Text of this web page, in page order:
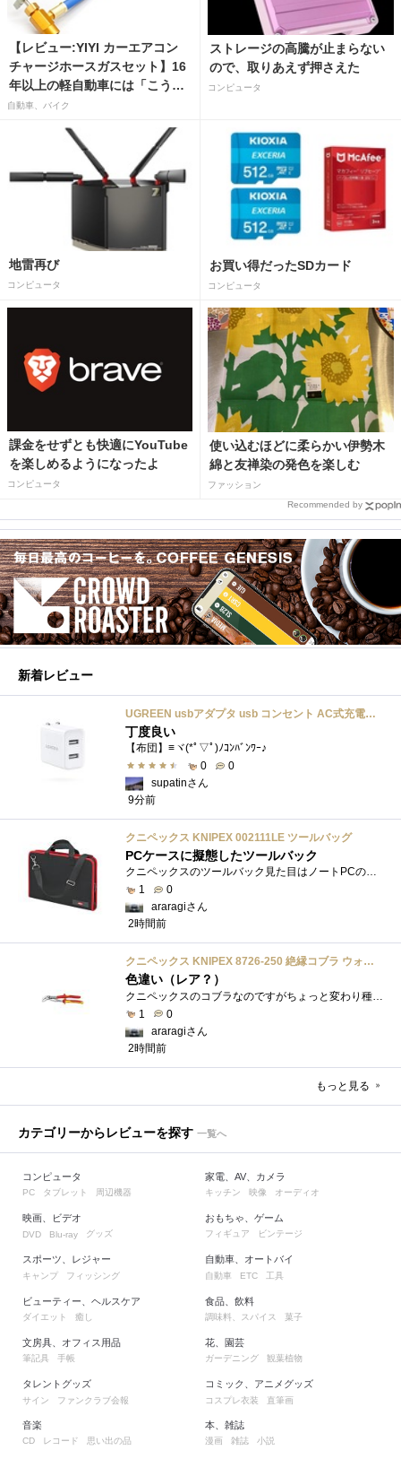
【レビュー:YIYI カーエアコン
チャージホースガスセット】16
年以上の軽自動車には「こうか
はばつぐんだ」が…
自動車、バイク
ストレージの高騰が止まらない
ので、取りあえず押さえた
コンピュータ
地雷再び
コンピュータ
お買い得だったSDカード
コンピュータ
課金をせずとも快適にYouTube
を楽しめるようになったよ
コンピュータ
使い込むほどに柔らかい伊勢木
綿と友禅染の発色を楽しむ
ファッション
Recommended by
新着レビュー
UGREEN usbアダプタ usb コンセント AC式充電器 3.1A PSE認証済み 折りたたみ式プラグ 2ポート
丁度良い
【布団】≡ヾ(*ﾟ▽ﾟ)ﾉｺﾝﾊﾞﾝﾜｰ♪
0
0
supatinさん
9分前
クニペックス KNIPEX 002111LE ツールバッグ
PCケースに擬態したツールバック
クニペックスのツールバック見た目はノートPCのバックみたい。中には工具を入れるポケットや工具を固定するゴムバンドが付いています。
1
0
araragiさん
2時間前
クニペックス KNIPEX 8726-250 絶縁コブラ ウォーターポンププライヤー 1000V
色違い（レア？）
クニペックスのコブラなのですがちょっと変わり種の電気工事用の絶縁コブラになります。グリップ部分が絶縁仕様になっているだけで普通の用�...
1
0
araragiさん
2時間前
もっと見る
カテゴリーからレビューを探す 一覧へ
コンピュータ
PC タブレット 周辺機器
映画、ビデオ
DVD Blu-ray グッズ
スポーツ、レジャー
キャンプ フィッシング
ビューティー、ヘルスケア
ダイエット 癒し
文房具、オフィス用品
筆記具 手帳
タレントグッズ
サイン ファンクラブ会報
家電、AV、カメラ
キッチン 映像 オーディオ
おもちゃ、ゲーム
フィギュア ビンテージ
自動車、オートバイ
自動車 ETC 工具
食品、飲料
調味料、スパイス 菓子
花、園芸
ガーデニング 観葉植物
コミック、アニメグッズ
コスプレ衣装 直筆画
音楽
CD レコード 思い出の品
本、雑誌
漫画 雑誌 小説